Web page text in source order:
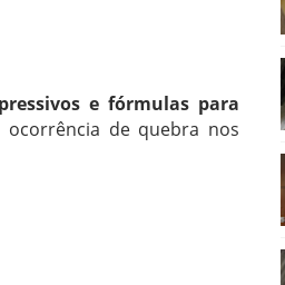
e fórmulas para
de quebra nos